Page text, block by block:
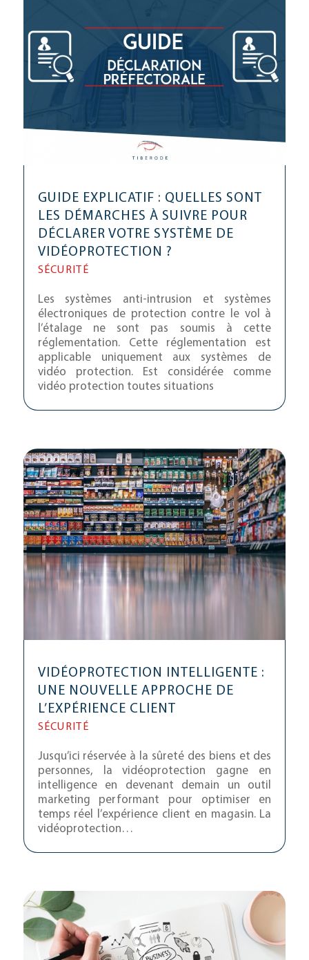
GUIDE EXPLICATIF : QUELLES SONT
LES DÉMARCHES À SUIVRE POUR
DÉCLARER VOTRE SYSTÈME DE
VIDÉOPROTECTION ?
SÉCURITÉ
Les systèmes anti-intrusion et systèmes
électroniques de protection contre le vol à
l’étalage ne sont pas soumis à cette
réglementation. Cette réglementation est
applicable uniquement aux systèmes de
vidéo protection. Est considérée comme
vidéo protection toutes situations
VIDÉOPROTECTION INTELLIGENTE :
UNE NOUVELLE APPROCHE DE
L’EXPÉRIENCE CLIENT
SÉCURITÉ
Jusqu’ici réservée à la sûreté des biens et des
personnes, la vidéoprotection gagne en
intelligence en devenant demain un outil
marketing performant pour optimiser en
temps réel l’expérience client en magasin. La
vidéoprotection…